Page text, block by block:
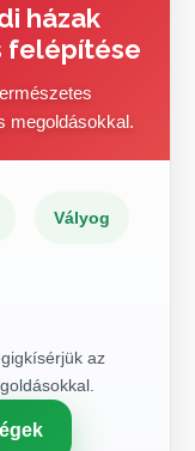
házak
felépítése
megoldásokkal.
Vályog
az